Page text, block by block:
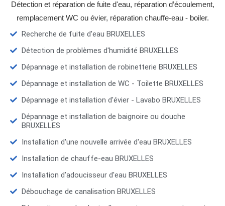
Détection et réparation de fuite d'eau, réparation d’écoulement,
remplacement WC ou évier, réparation chauffe-eau - boiler.
Recherche de fuite d’eau BRUXELLES
Détection de problèmes d'humidité BRUXELLES
Dépannage et installation de robinetterie BRUXELLES
Dépannage et installation de WC - Toilette BRUXELLES
Dépannage et installation d'évier - Lavabo BRUXELLES
Dépannage et installation de baignoire ou douche
BRUXELLES
Installation d'une nouvelle arrivée d'eau BRUXELLES
Installation de chauffe-eau BRUXELLES
Installation d’adoucisseur d'eau BRUXELLES
Débouchage de canalisation BRUXELLES